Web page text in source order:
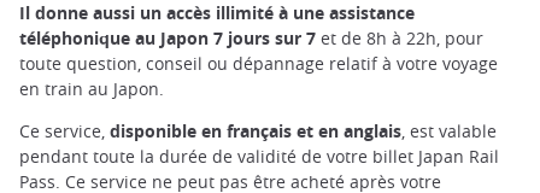
Il donne aussi un accès illimité à une assistance
téléphonique au Japon 7 jours sur 7 et de 8h à 22h, pour
toute question, conseil ou dépannage relatif à votre voyage
en train au Japon.
Ce service, disponible en français et en anglais, est valable
pendant toute la durée de validité de votre billet Japan Rail
Pass. Ce service ne peut pas être acheté après votre